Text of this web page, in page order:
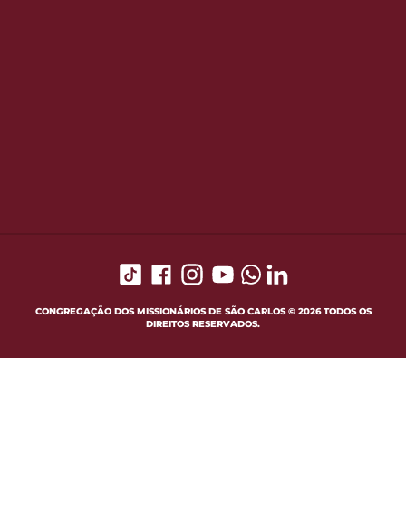
CONGREGAÇÃO DOS MISSIONÁRIOS DE SÃO CARLOS © 2026 TODOS OS
DIREITOS RESERVADOS.